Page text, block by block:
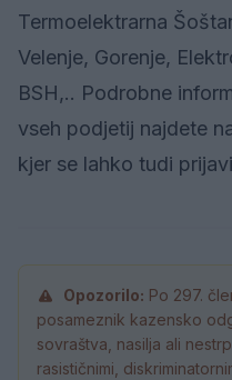
Termoelektrarna
Velenje, Gorenje,
BSH,.. Podrobne
vseh podjetij najdete
kjer se lahko tudi
Opozorilo: Po 297.
posameznik kazensko
sovraštva, nasilja ali
rasističnimi,